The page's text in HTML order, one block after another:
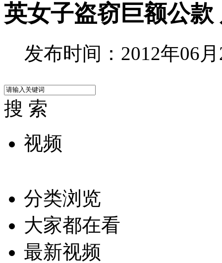
英女子盗窃巨额公
发布时间：2012年06
搜 索
视频
分类浏览
大家都在看
最新视频